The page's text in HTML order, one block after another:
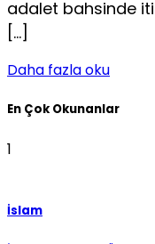
adalet bahsinde
[…]
Daha fazla oku
En Çok Okunanlar
1
İslam